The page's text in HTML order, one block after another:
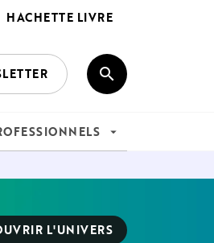
HACHETTE LIVRE
search
arrow_drop_down
L'UNIVERS